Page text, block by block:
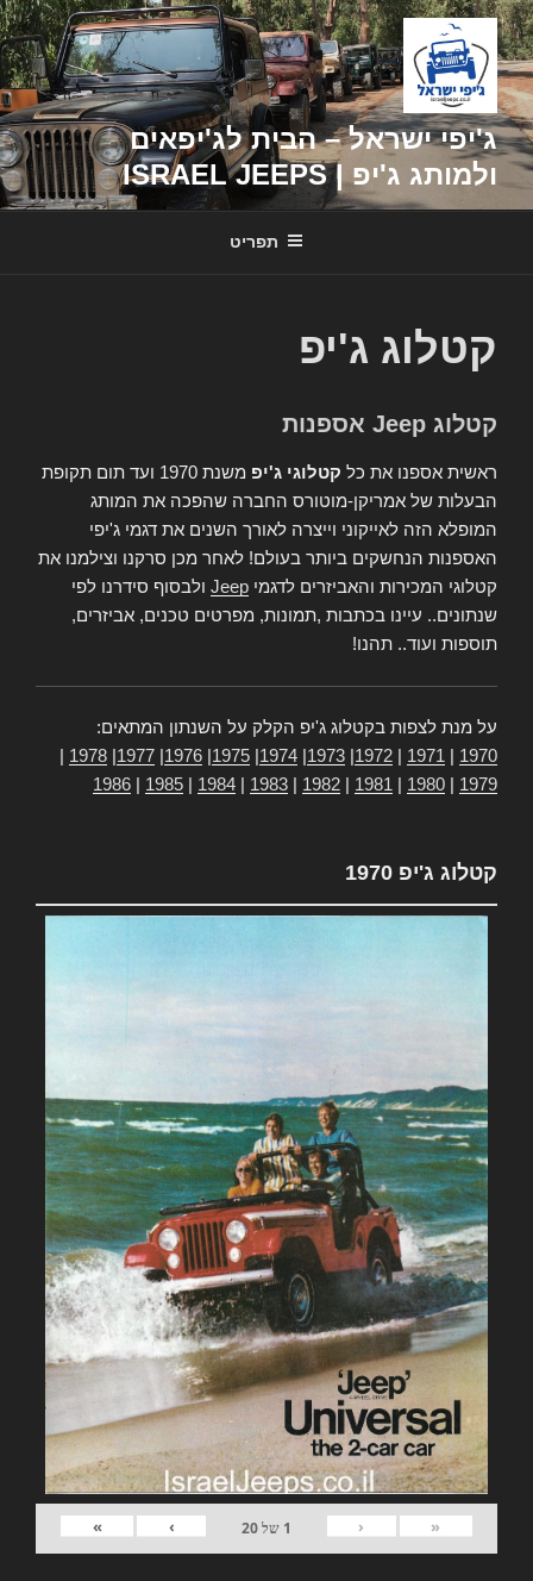
דילוג
לתוכן
ג'יפי ישראל – הבית לג'יפאים
ולמותג ג'יפ | ISRAEL JEEPS
תפריט
קטלוג ג'יפ
קטלוג Jeep אספנות
ראשית אספנו את כל קטלוגי ג'יפ
משנת 1970 ועד תום תקופת
הבעלות של אמריקן-מוטורס החברה שהפכה את המותג
המופלא הזה לאייקוני וייצרה לאורך השנים את דגמי ג'יפי
האספנות הנחשקים ביותר בעולם! לאחר מכן סרקנו וצילמנו את
קטלוגי המכירות והאביזרים לדגמי Jeep ולבסוף סידרנו לפי
שנתונים.. עיינו בכתבות ,תמונות, מפרטים טכנים, אביזרים,
תוספות ועוד.. תהנו!
על מנת לצפות בקטלוג ג'יפ הקלק על השנתון המתאים:
1970
1971
1972
1973
1974
1975
1976
1977
1978
1979
1980
1981
1982
1983
1984
1985
1986
קטלוג ג'יפ 1970
«
‹
1 של20
›
»